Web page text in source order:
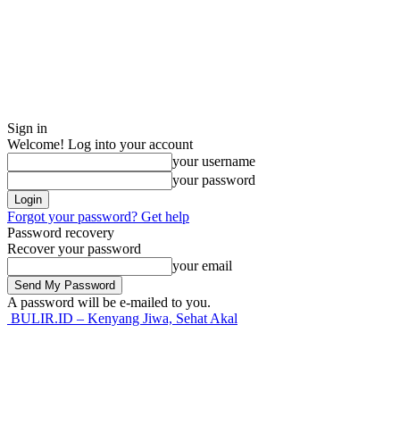
Sign in
Welcome! Log into your account
your username
your password
Forgot your password? Get help
Password recovery
Recover your password
your email
A password will be e-mailed to you.
BULIR.ID – Kenyang Jiwa, Sehat Akal